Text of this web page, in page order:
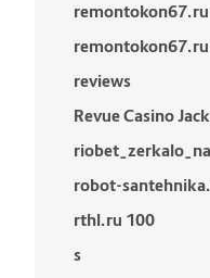
reviews
Revue Casino
robot-
rthl.ru 100
s